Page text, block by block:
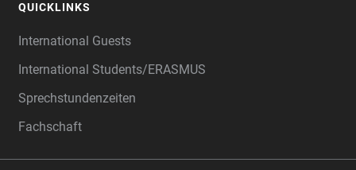
QUICKLINKS
International Guests
International Students/ERASMUS
Sprechstundenzeiten
Fachschaft